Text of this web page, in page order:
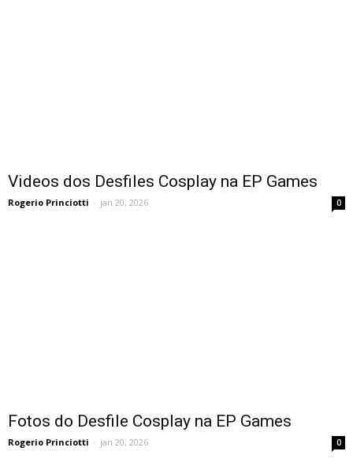
Videos dos Desfiles Cosplay na EP Games
Rogerio Princiotti - jan 20, 2026 0
Fotos do Desfile Cosplay na EP Games
Rogerio Princiotti - jan 20, 2026 0